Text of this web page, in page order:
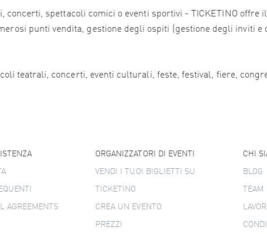
spettacoli comici o eventi sportivi - TICKETINO
punti vendita, gestione degli ospiti (gestione degli inviti
teatrali, concerti, eventi culturali, feste, festival, fiere,
AGREEMENTS
ORGANIZZATORI DI EVENTI
VENDI I TUOI BIGLIETTI SU
TICKETINO
CREA UN EVENTO
PREZZI
CHI
BLOG
TEAM